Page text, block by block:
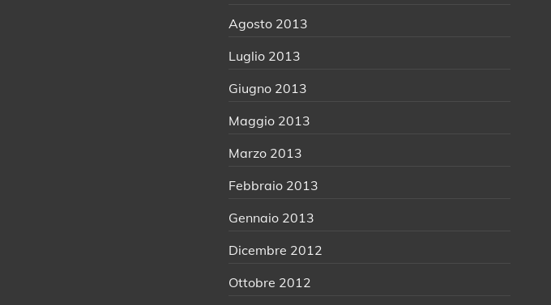
Agosto 2013
Luglio 2013
Giugno 2013
Maggio 2013
Marzo 2013
Febbraio 2013
Gennaio 2013
Dicembre 2012
Ottobre 2012